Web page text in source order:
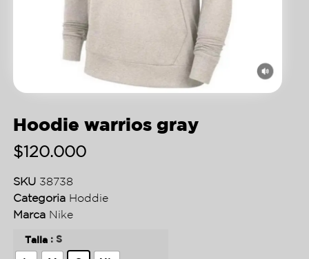
Hoodie warrios gray
$120.000
SKU 38738
Categoria Hoddie
Marca Nike
Talla : S